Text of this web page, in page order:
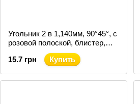
Угольник 2 в 1,140мм, 90°45°, с
розовой полоской, блистер,
KIDS Line (ZB.5623-10)
15.7 грн
Купить